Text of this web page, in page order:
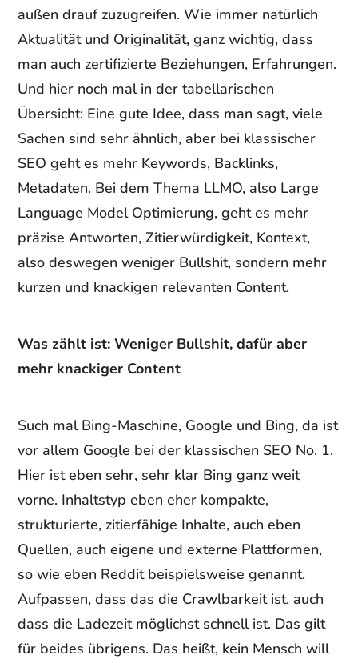
außen drauf zuzugreifen. Wie immer natürlich
Aktualität und Originalität, ganz wichtig, dass
man auch zertifizierte Beziehungen, Erfahrungen.
Und hier noch mal in der tabellarischen
Übersicht: Eine gute Idee, dass man sagt, viele
Sachen sind sehr ähnlich, aber bei klassischer
SEO geht es mehr Keywords, Backlinks,
Metadaten. Bei dem Thema LLMO, also Large
Language Model Optimierung, geht es mehr
präzise Antworten, Zitierwürdigkeit, Kontext,
also deswegen weniger Bullshit, sondern mehr
kurzen und knackigen relevanten Content.
Was zählt ist: Weniger Bullshit, dafür aber
mehr knackiger Content
Such mal Bing-Maschine, Google und Bing, da ist
vor allem Google bei der klassischen SEO No. 1.
Hier ist eben sehr, sehr klar Bing ganz weit
vorne. Inhaltstyp eben eher kompakte,
strukturierte, zitierfähige Inhalte, auch eben
Quellen, auch eigene und externe Plattformen,
so wie eben Reddit beispielsweise genannt.
Aufpassen, dass das die Crawlbarkeit ist, auch
dass die Ladezeit möglichst schnell ist. Das gilt
für beides übrigens. Das heißt, kein Mensch will